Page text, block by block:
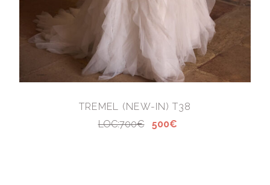
TREMEL (NEW-IN) T38
LOC:700€
500€